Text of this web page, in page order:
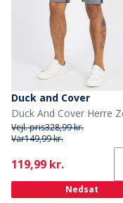
Duck and Cover
Vejl. pris328,99 kr.
Var149,99 kr.
Current
119,99 kr.
Nedsat